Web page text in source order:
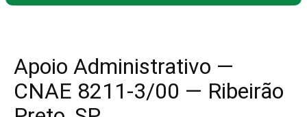
Apoio Administrativo —
CNAE 8211-3/00 — Ribeirão